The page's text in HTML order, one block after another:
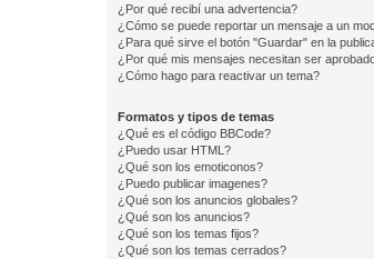
¿Por qué recibí una advertencia?
¿Cómo se puede reportar un mensaje a un
¿Para qué sirve el botón "Guardar" en la
¿Por qué mis mensajes necesitan ser
¿Cómo hago para reactivar un tema?
Formatos y tipos de temas
¿Qué es el código BBCode?
¿Puedo usar HTML?
¿Qué son los emoticonos?
¿Puedo publicar imagenes?
¿Qué son los anuncios globales?
¿Qué son los anuncios?
¿Qué son los temas fijos?
¿Qué son los temas cerrados?